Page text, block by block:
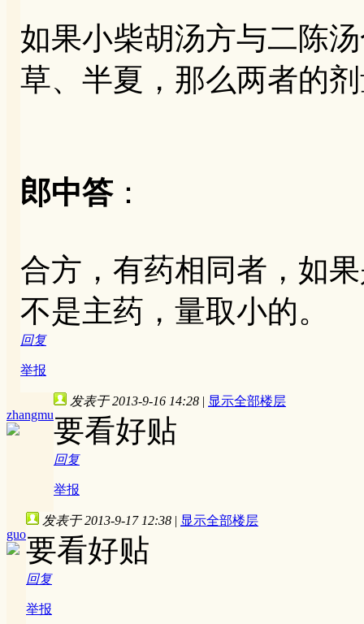
如果小柴胡汤方与二陈
草、半夏，那么两者的
郎中答：
合方，有药相同者，如
不是主药，量取小的。
回复
举报
zhangmu
发表于 2013-9-16 14:28 | 显示全部楼层
要看好贴
回复
举报
guo
发表于 2013-9-17 12:38 | 显示全部楼层
要看好贴
回复
举报